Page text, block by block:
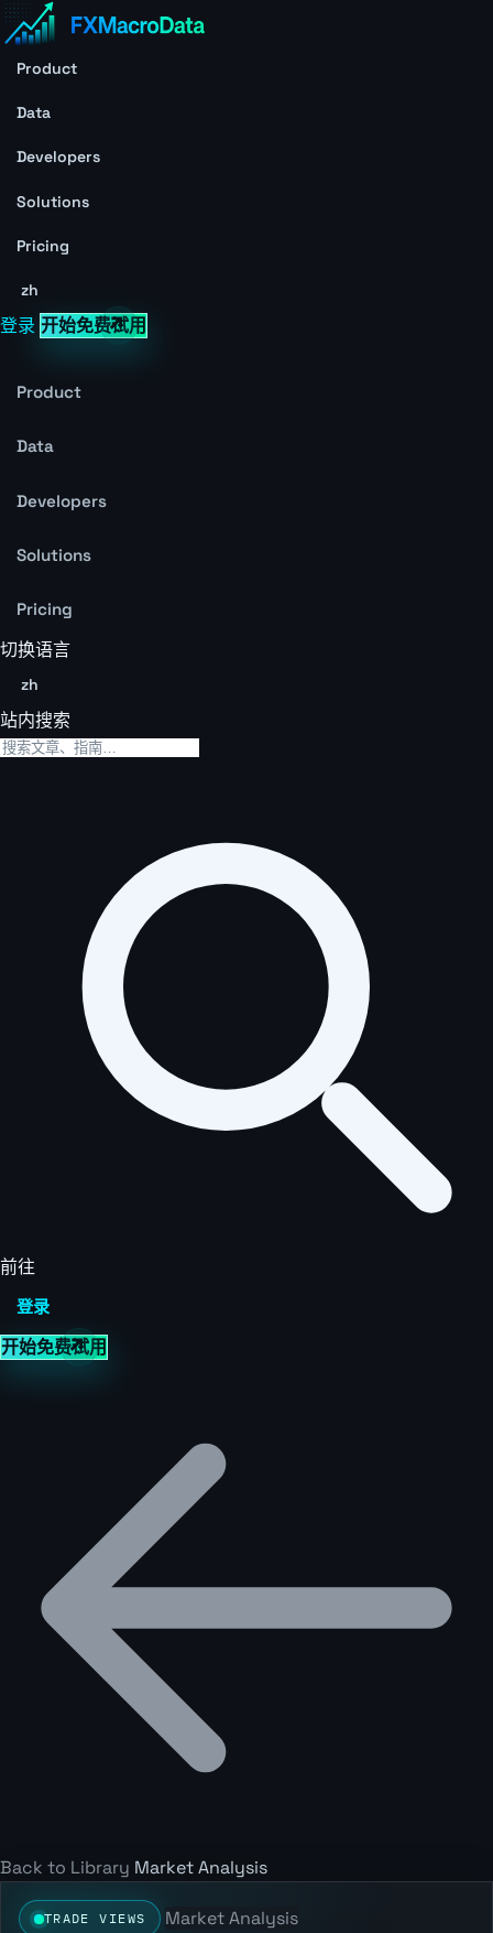
Product
Data
Developers
Solutions
Pricing
zh
登录 开始免费试用
Product
Data
Developers
Solutions
Pricing
切换语言
zh
站内搜索
前往
登录
开始免费试用
Back to Library Market Analysis
TRADE VIEWS Market Analysis